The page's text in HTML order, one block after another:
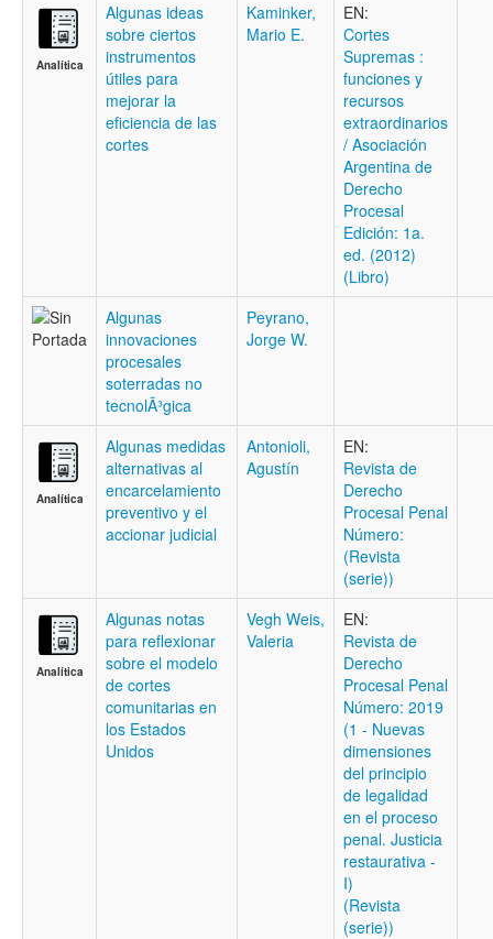
Analítica
Algunas ideas
sobre ciertos
instrumentos
útiles para
mejorar la
eficiencia de las
cortes
Kaminker,
Mario E.
EN:
Cortes
Supremas :
funciones y
recursos
extraordinarios
/ Asociación
Argentina de
Derecho
Procesal
Edición: 1a.
ed. (2012)
(Libro)
Algunas
innovaciones
procesales
soterradas no
tecnolÃ³gica
Peyrano,
Jorge W.
Analítica
Algunas medidas
alternativas al
encarcelamiento
preventivo y el
accionar judicial
Antonioli,
Agustín
EN:
Revista de
Derecho
Procesal Penal
Número:
(Revista
(serie))
Analítica
Algunas notas
para reflexionar
sobre el modelo
de cortes
comunitarias en
los Estados
Unidos
Vegh Weis,
Valeria
EN:
Revista de
Derecho
Procesal Penal
Número: 2019
(1 - Nuevas
dimensiones
del principio
de legalidad
en el proceso
penal. Justicia
restaurativa -
I)
(Revista
(serie))